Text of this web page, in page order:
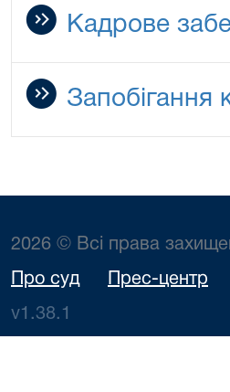
Кадрове
Запобігання
2026 © Всі права
Про суд Прес-центр
v1.38.1